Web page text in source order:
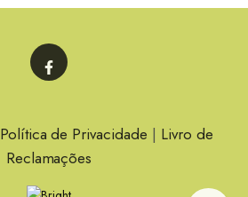
Política de Privacidade | Livro de
Reclamações